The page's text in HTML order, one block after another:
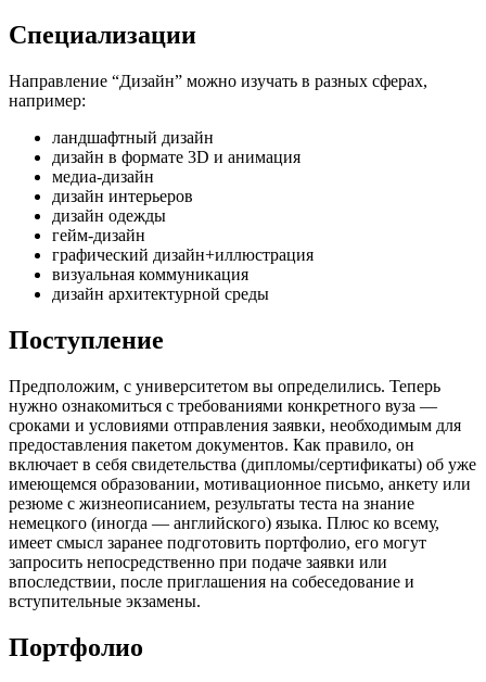
Специализации
Направление “Дизайн” можно изучать в разных сферах,
например:
ландшафтный дизайн
дизайн в формате 3D и анимация
медиа-дизайн
дизайн интерьеров
дизайн одежды
гейм-дизайн
графический дизайн+иллюстрация
визуальная коммуникация
дизайн архитектурной среды
Поступление
Предположим, с университетом вы определились. Теперь
нужно ознакомиться с требованиями конкретного вуза —
сроками и условиями отправления заявки, необходимым для
предоставления пакетом документов. Как правило, он
включает в себя свидетельства (дипломы/сертификаты) об уже
имеющемся образовании, мотивационное письмо, анкету или
резюме с жизнеописанием, результаты теста на знание
немецкого (иногда — английского) языка. Плюс ко всему,
имеет смысл заранее подготовить портфолио, его могут
запросить непосредственно при подаче заявки или
впоследствии, после приглашения на собеседование и
вступительные экзамены.
Портфолио